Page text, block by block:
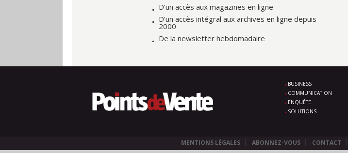
D’un accès aux magazines en ligne
D’un accès intégral aux archives en ligne depuis
2000
De la newsletter hebdomadaire
BUSINESS
COMMUNICATION
ENQUÊTE
SOLUTIONS
MENTIONS LÉGALES ABONNEZ-VOUS CONTACT